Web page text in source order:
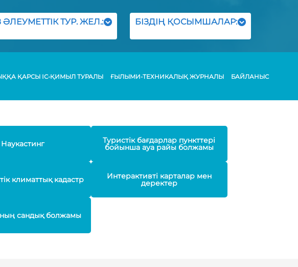
ӘЛЕУМЕТТІК ТУР. ЖЕЛ.: БІЗДІҢ ҚОСЫМШАЛАР:
ҚАРСЫ ІС-ҚИМЫЛ ТУРАЛЫ ҒЫЛЫМИ-ТЕХНИКАЛЫҚ ЖУРНАЛЫ БАЙЛАНЫС
Наукастинг Туристік бағдарлар пункттері
бойынша ауа райы болжамы
климаттық кадастр Интерактивті карталар мен
деректер
сандық болжамы